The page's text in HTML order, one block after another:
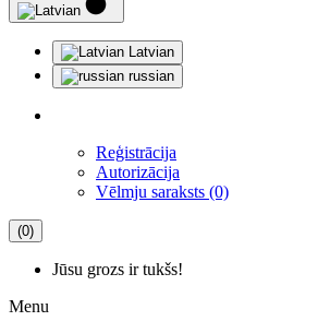
Latvian
russian
Reģistrācija
Autorizācija
Vēlmju saraksts (0)
(0)
Jūsu grozs ir tukšs!
Menu